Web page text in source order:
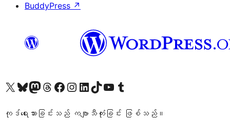
BuddyPress ↗
ကျွန်ုပ်တို့၏ X (ယခင် Twitter) အကောင့်သို့ သွားရောက်ကြည့်ရှုပါကျွန်ုပ်တို့၏ Bluesky အကောင့်သို့ ဝင်ရောက်ကြည့်ရှုရန်
ကျွန်ုပ်တို့၏ Mastodon အကောင့်သို့ သွားရောက်ကြည့်ရှုပါကျွန်ုပ်တို့၏ Threads အကောင့်သို့ ဝင်ရောက်ကြည့်ရှုရန်
ကျွန်ုပ်တို့၏ Facebook စာမျက်နှာသို့ သွားရောက်ကြည့်ရှုပါကျွန်ုပ်တို့၏ Instagram အကောင့်သို့ သွားရောက်ကြည့်ရှုပါ ကျွန်ုပ်တို့၏ LinkedIn အကောင့်သို့ သွားရောက်ကြည့်ရှုပါကျွန်ုပ်တို့၏ TikTok အကောင့်သို့ ဝင်ရောက်ကြည့်ရှုရန်
ကျွန်ုပ်တို့၏ YouTube ချန်နယ်သို့ သွားရောက်ကြည့်ရှုပါ ကျွန်ုပ်တို့၏ Tumblr အကောင့်သို့ ဝင်ရောက်ကြည့်ရှုရန်
ကုဒ်ရေးသားခြင်းသည် ကဗျာသီကုံးခြင်း ဖြစ်သည်။